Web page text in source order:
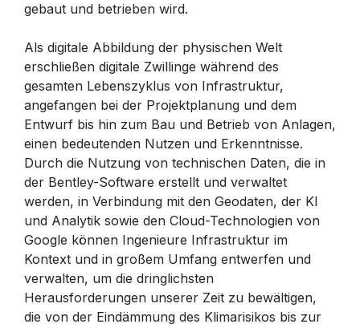
gebaut und betrieben wird.
Als digitale Abbildung der physischen Welt
erschließen digitale Zwillinge während des
gesamten Lebenszyklus von Infrastruktur,
angefangen bei der Projektplanung und dem
Entwurf bis hin zum Bau und Betrieb von Anlagen,
einen bedeutenden Nutzen und Erkenntnisse.
Durch die Nutzung von technischen Daten, die in
der Bentley-Software erstellt und verwaltet
werden, in Verbindung mit den Geodaten, der KI
und Analytik sowie den Cloud-Technologien von
Google können Ingenieure Infrastruktur im
Kontext und in großem Umfang entwerfen und
verwalten, um die dringlichsten
Herausforderungen unserer Zeit zu bewältigen,
die von der Eindämmung des Klimarisikos bis zur